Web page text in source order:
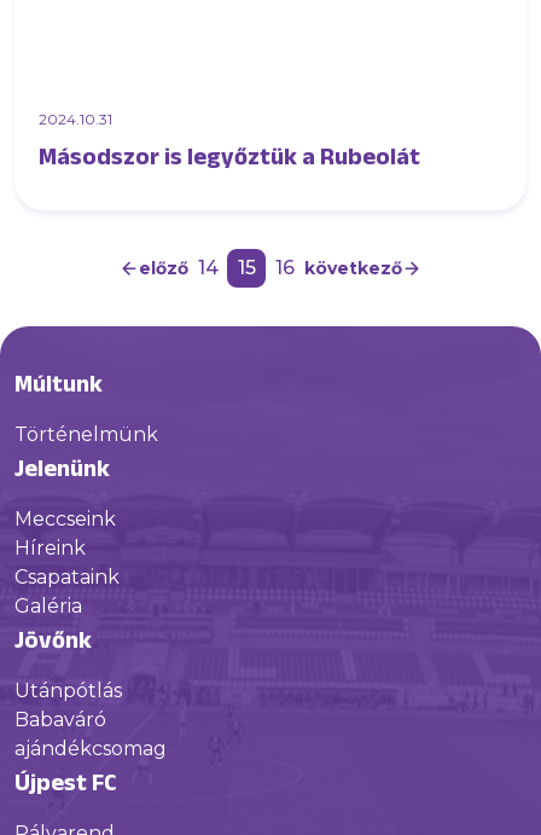
2024.10.31
Másodszor is legyőztük a Rubeolát
előző 14 15 16 következő
Múltunk
Történelmünk
Jelenünk
Meccseink
Híreink
Csapataink
Galéria
Jövőnk
Utánpótlás
Babaváró
ajándékcsomag
Újpest FC